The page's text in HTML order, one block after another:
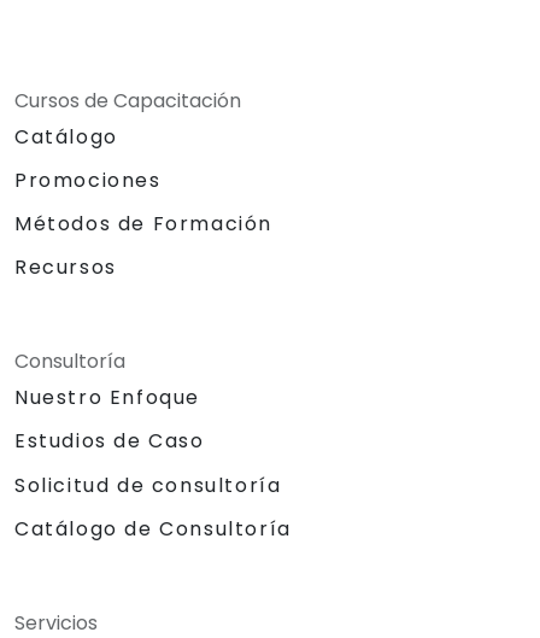
Cursos de Capacitación
Catálogo
Promociones
Métodos de Formación
Recursos
Consultoría
Nuestro Enfoque
Estudios de Caso
Solicitud de consultoría
Catálogo de Consultoría
Servicios